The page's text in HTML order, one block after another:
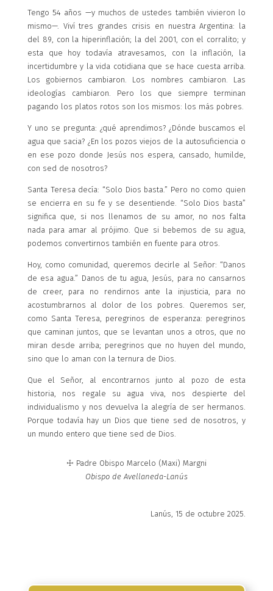
Tengo 54 años —y muchos de ustedes también vivieron lo
mismo—. Viví tres grandes crisis en nuestra Argentina: la
del 89, con la hiperinflación; la del 2001, con el corralito; y
esta que hoy todavía atravesamos, con la inflación, la
incertidumbre y la vida cotidiana que se hace cuesta arriba.
Los gobiernos cambiaron. Los nombres cambiaron. Las
ideologías cambiaron. Pero los que siempre terminan
pagando los platos rotos son los mismos: los más pobres.
Y uno se pregunta: ¿qué aprendimos? ¿Dónde buscamos el
agua que sacia? ¿En los pozos viejos de la autosuficiencia o
en ese pozo donde Jesús nos espera, cansado, humilde,
con sed de nosotros?
Santa Teresa decía: “Solo Dios basta.” Pero no como quien
se encierra en su fe y se desentiende. “Solo Dios basta”
significa que, si nos llenamos de su amor, no nos falta
nada para amar al prójimo. Que si bebemos de su agua,
podemos convertirnos también en fuente para otros.
Hoy, como comunidad, queremos decirle al Señor: “Danos
de esa agua.” Danos de tu agua, Jesús, para no cansarnos
de creer, para no rendirnos ante la injusticia, para no
acostumbrarnos al dolor de los pobres. Queremos ser,
como Santa Teresa, peregrinos de esperanza: peregrinos
que caminan juntos, que se levantan unos a otros, que no
miran desde arriba; peregrinos que no huyen del mundo,
sino que lo aman con la ternura de Dios.
Que el Señor, al encontrarnos junto al pozo de esta
historia, nos regale su agua viva, nos despierte del
individualismo y nos devuelva la alegría de ser hermanos.
Porque todavía hay un Dios que tiene sed de nosotros, y
un mundo entero que tiene sed de Dios.
☩ Padre Obispo Marcelo (Maxi) Margni
Obispo de Avellaneda-Lanús
Lanús, 15 de octubre 2025.